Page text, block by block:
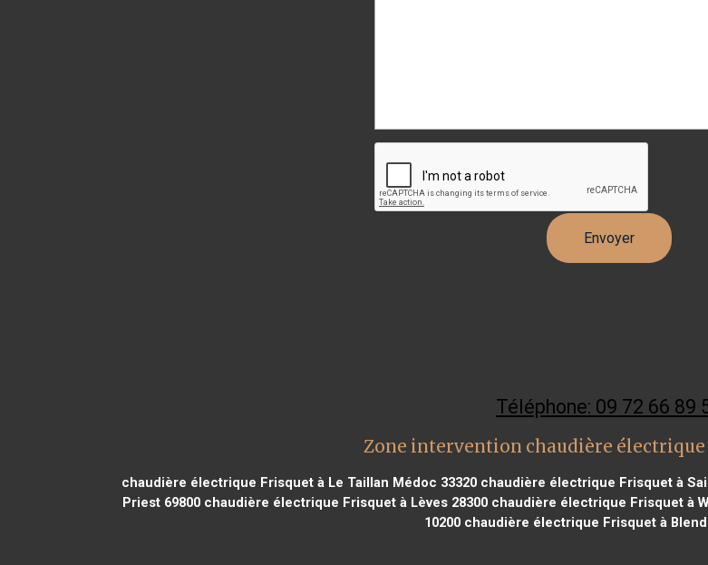
Téléphone: 09 72 66 89
Zone intervention chaudière
chaudière électrique Frisquet à Le Taillan Médoc 33320chaudière électrique Frisquet à
Priest 69800 chaudière électrique Frisquet à Lèves 28300 chaudière électrique Frisquet à
10200chaudière électrique Frisquet à